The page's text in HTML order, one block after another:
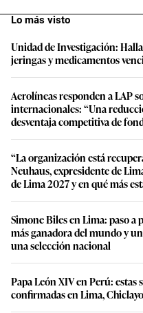
Lo más visto
Unidad de Investigación:
jeringas y medicamentos
Aerolíneas responden a LAP
internacionales: “Una
desventaja competitiva de
“La organización está
Neuhaus, expresidente de
de Lima 2027 y en qué más
Simone Biles en Lima: paso a
más ganadora del mundo y
una selección nacional
Papa León XIV en Perú: estas
confirmadas en Lima,